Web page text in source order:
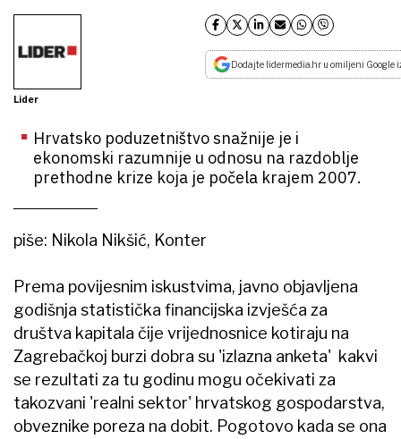
Lider
Dodajte lidermedia.hr u omiljeni Google
Hrvatsko poduzetništvo snažnije je i
ekonomski razumnije u odnosu na razdoblje
prethodne krize koja je počela krajem 2007.
piše: Nikola Nikšić, Konter
Prema povijesnim iskustvima, javno objavljena
godišnja statistička financijska izvješća za
društva kapitala čije vrijednosnice kotiraju na
Zagrebačkoj burzi dobra su 'izlazna anketa' kakvi
se rezultati za tu godinu mogu očekivati za
takozvani 'realni sektor' hrvatskog gospodarstva,
obveznike poreza na dobit. Pogotovo kada se ona